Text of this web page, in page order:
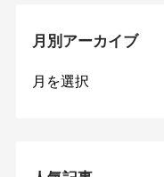
月別アーカイブ
月
イ